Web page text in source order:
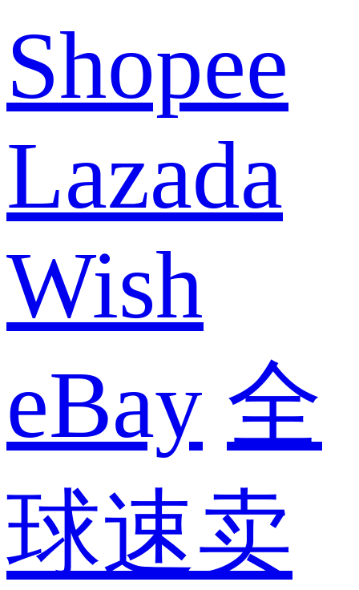
Shopee
Lazada
Wish
eBay 全
球速卖